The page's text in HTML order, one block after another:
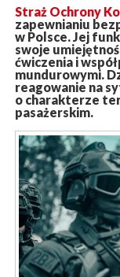
Straż Ochrony
zapewnianiu
w Polsce.Jej
swoje
ćwiczenia i
mundurowymi.
reagowanie na
o charakterze
pasażerskim.